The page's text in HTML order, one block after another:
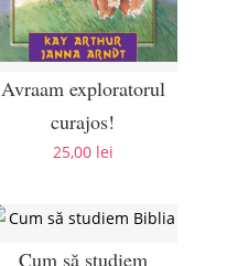
Avraam exploratorul
curajos!
25,00 lei
Cum să studiem